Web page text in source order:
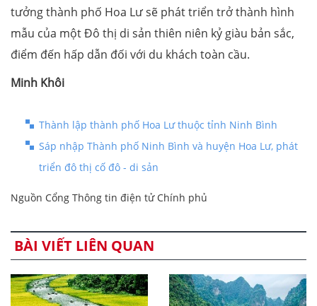
tưởng thành phố Hoa Lư sẽ phát triển trở thành hình
mẫu của một Đô thị di sản thiên niên kỷ giàu bản sắc,
điểm đến hấp dẫn đối với du khách toàn cầu.
Minh Khôi
Thành lập thành phố Hoa Lư thuộc tỉnh Ninh Bình
Sáp nhập Thành phố Ninh Bình và huyện Hoa Lư, phát
triển đô thị cố đô - di sản
Nguồn Cổng Thông tin điện tử Chính phủ
BÀI VIẾT LIÊN QUAN